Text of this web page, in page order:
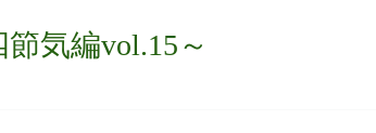
気編vol.15～